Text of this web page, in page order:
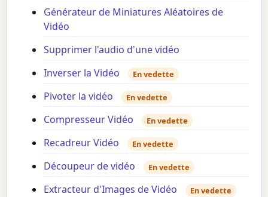
Générateur de Miniatures Aléatoires de
Vidéo
Supprimer l'audio d'une vidéo
Inverser la Vidéo
En vedette
Pivoter la vidéo En vedette
Compresseur Vidéo En vedette
Recadreur Vidéo En vedette
Découpeur de vidéo En vedette
Extracteur d'Images de Vidéo En vedette